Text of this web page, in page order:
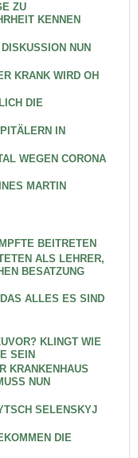
ZU
KENNEN
NUN
KRANK WIRD OH
DIE
IN
WEGEN CORONA
MARTIN
BEITRETEN
ALS LEHRER,
BESATZUNG
ALLES ES SIND
KLINGT WIE
SEIN
KRANKENHAUS
NUN
SELENSKYJ
DIE